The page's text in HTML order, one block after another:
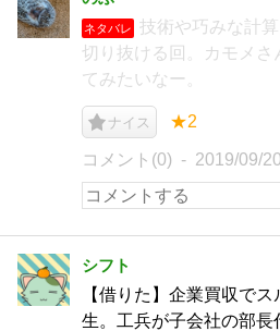
ネタバレ
技術や巧みな計
切り抜ける回。カモメ
てみたいなー。
ナイス ★2
コメント(0) 2019/09/20
シフト
【借りた】企業買収で
生。工兵が子会社の部